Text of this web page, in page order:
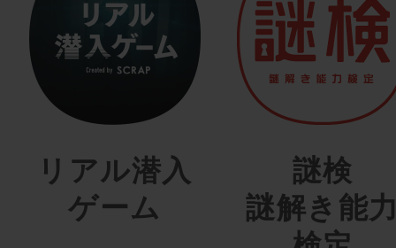
リアル潜入
ゲーム
謎検
謎解き能